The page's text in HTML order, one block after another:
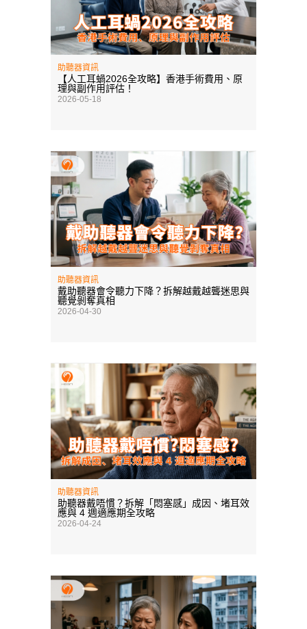
助聽器資訊
【人工耳蝸2026全攻略】香港手術費用、原
理與副作用評估！
2026-05-18
助聽器資訊
戴助聽器會令聽力下降？拆解越戴越聾迷思與
聽覺剝奪真相
2026-04-30
助聽器資訊
助聽器戴唔慣？拆解「悶塞感」成因、堵耳效
應與 4 週適應期全攻略
2026-04-24